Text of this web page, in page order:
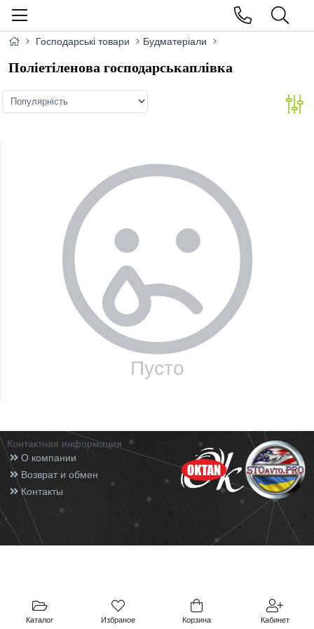
Каталог Избраное Корзина Кабинет
Господарські товари Будматеріали
Поліетіленова господарськаплiвка
Пусто
Контактная информация
О компании
Возврат и обмен
Контакты